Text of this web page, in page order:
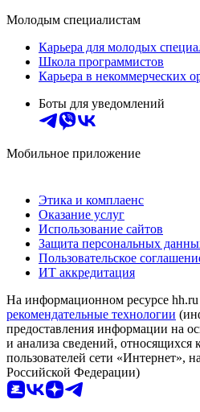
Молодым специалистам
Карьера для молодых
Школа программистов
Карьера в некоммерческих
Боты для уведомлений
Мобильное приложение
Этика и комплаенс
Оказание услуг
Использование сайтов
Защита персональных
Пользовательское
ИТ аккредитация
На информационном ресурсе hh.ru
рекомендательные технологии
предоставления информации на
и анализа сведений, относящихся
пользователей сети «Интернет»,
Российской Федерации)